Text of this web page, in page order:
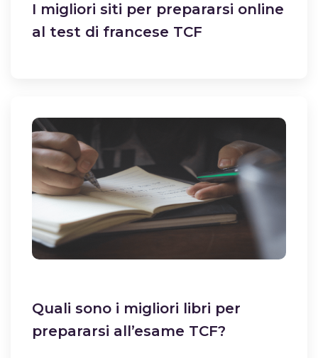
I migliori siti per prepararsi online
al test di francese TCF
Quali sono i migliori libri per
prepararsi all’esame TCF?